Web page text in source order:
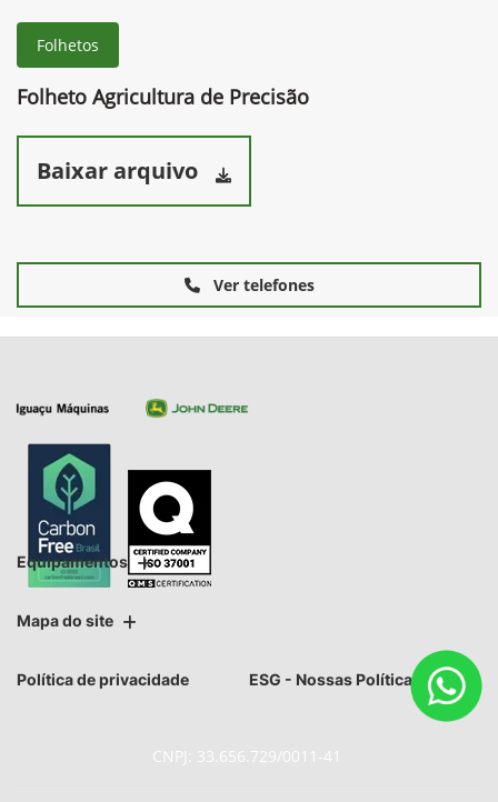
Folhetos
Folheto Agricultura de Precisão
Baixar arquivo
Ver telefones
Equipamentos
Mapa do site
Política de privacidade ESG - Nossas Políticas
CNPJ: 33.656.729/0011-41